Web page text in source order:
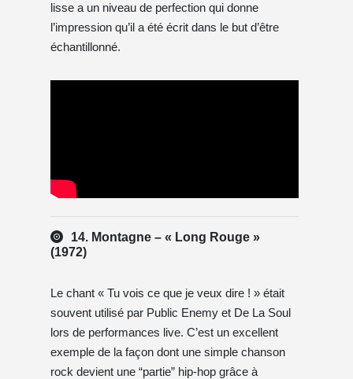
lisse a un niveau de perfection qui donne
l’impression qu’il a été écrit dans le but d’être
échantillonné.
14. Montagne – « Long Rouge »
(1972)
Le chant « Tu vois ce que je veux dire ! » était
souvent utilisé par Public Enemy et De La Soul
lors de performances live. C’est un excellent
exemple de la façon dont une simple chanson
rock devient une “partie” hip-hop grâce à